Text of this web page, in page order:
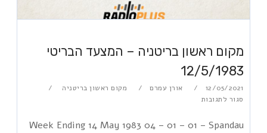
מקום ראשון בריטניה – המצעד הבריטי
12/5/1983
12/05/2021 אורן עמרם
מקום ראשון בריטניה
סגור לתגובות
Week Ending 14 May 1983 04 – 01 – 01 – Spandau